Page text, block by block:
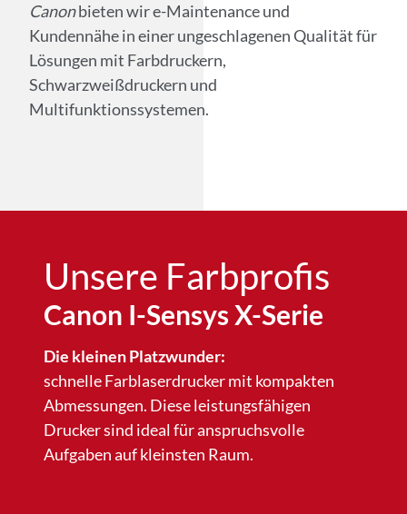
Canonbieten wir e-Maintenance und
Kundennähe in einer unge­schlagenen Qualität für
Lösungen mit Farbdruckern,
Schwarzweißdruckern und
Multifunktionssystemen.
Unsere Farbprofis​
Canon I-Sensys X-Serie​
Die kleinen Platzwunder:
schnelle Farblaserdrucker mit kompakten
Abmessungen. Diese leistungsfähigen
Drucker sind ideal für anspruchsvolle
Aufgaben auf kleinsten Raum.